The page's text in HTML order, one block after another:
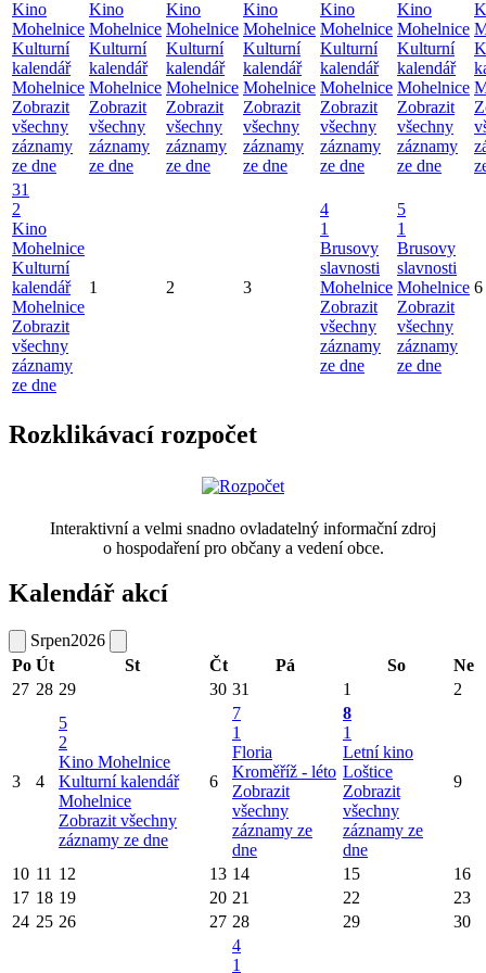
Kino
Mohelnice
Kulturní
kalendář
Mohelnice
Zobrazit
všechny
záznamy
ze dne
Kino
Mohelnice
Kulturní
kalendář
Mohelnice
Zobrazit
všechny
záznamy
ze dne
Kino
Mohelnice
Kulturní
kalendář
Mohelnice
Zobrazit
všechny
záznamy
ze dne
Kino
Mohelnice
Kulturní
kalendář
Mohelnice
Zobrazit
všechny
záznamy
ze dne
Kino
Mohelnice
Kulturní
kalendář
Mohelnice
Zobrazit
všechny
záznamy
ze dne
Kino
Mohelnice
Kulturní
kalendář
Mohelnice
Zobrazit
všechny
záznamy
ze dne
31
2
Kino
Mohelnice
Kulturní
kalendář
Mohelnice
Zobrazit
všechny
záznamy
ze dne
1 2 3
4
1
Brusovy
slavnosti
Mohelnice
Zobrazit
všechny
záznamy
ze dne
5
1
Brusovy
slavnosti
Mohelnice
Zobrazit
všechny
záznamy
ze dne
6
Rozklikávací rozpočet
Interaktivní a velmi snadno ovladatelný informační zdroj
o hospodaření pro občany a vedení obce.
Kalendář akcí
Srpen2026
Po Út St Čt Pá So
Ne
27 28 29 30 31 1 2
3 4
5
2
Kino Mohelnice
Kulturní kalendář
Mohelnice
Zobrazit všechny
záznamy ze dne
6
7
1
Floria
Kroměříž - léto
Zobrazit
všechny
záznamy ze
dne
8
1
Letní kino
Loštice
Zobrazit
všechny
záznamy ze
dne
9
10 11 12 13 14 15
16
17 18 19 20 21 22
23
24 25 26 27 28 29
30
4
1